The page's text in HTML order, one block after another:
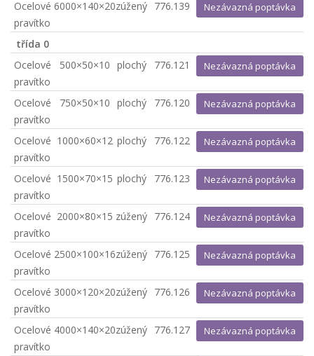
Ocelové
pravítko
6000×140×20zúžený 776.139 Nezávazná poptávka
třída 0
Ocelové
pravítko
500×50×10 plochý 776.121 Nezávazná poptávka
Ocelové
pravítko
750×50×10 plochý 776.120 Nezávazná poptávka
Ocelové
pravítko
1000×60×12 plochý 776.122 Nezávazná poptávka
Ocelové
pravítko
1500×70×15 plochý 776.123 Nezávazná poptávka
Ocelové
pravítko
2000×80×15 zúžený 776.124 Nezávazná poptávka
Ocelové
pravítko
2500×100×16zúžený 776.125 Nezávazná poptávka
Ocelové
pravítko
3000×120×20zúžený 776.126 Nezávazná poptávka
Ocelové
pravítko
4000×140×20zúžený 776.127 Nezávazná poptávka